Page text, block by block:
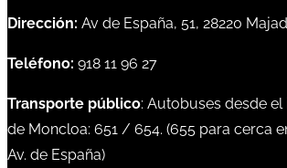
Dirección: Av de España, 51, 28220
Teléfono: 918 11 96 27
Transporte público: Autobuses desde
de Moncloa: 651 / 654. (655 para cerca
Av. de España)